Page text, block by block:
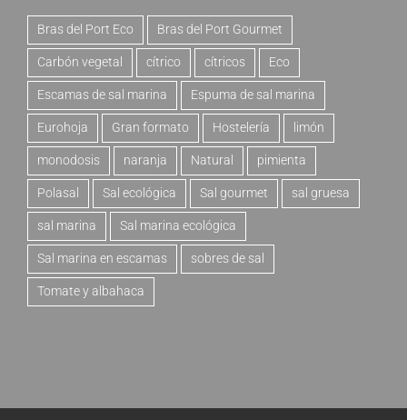
Bras del Port Eco Bras del Port Gourmet
Carbón vegetal cítrico cítricos Eco
Escamas de sal marina Espuma de sal marina
Eurohoja Gran formato Hostelería limón
monodosis naranja Natural pimienta
Polasal Sal ecológica Sal gourmet sal gruesa
sal marina Sal marina ecológica
Sal marina en escamas sobres de sal
Tomate y albahaca